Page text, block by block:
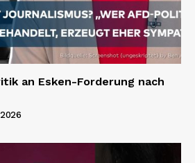
an Esken-Forderung nach